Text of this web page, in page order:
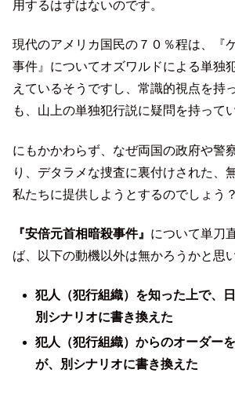
用するはずはないのです。
現代のアメリカ国民の７０％程は、『
事件』についてオズワルドによる単独
えているそうですし、常識的視点を持
も、山上の単独犯行説に疑問を持って
にもかかわらず、なぜ両国の政府や警
り、デタラメな捜査に裏付けされた、
私たちに提供しようとするのでしょう？
『安倍元首相暗殺事件』 について単刀
ば、以下の動機以外は無かろうかと思
犯人（犯行組織）を知った上で、
別シナリオに書き換えた
犯人（犯行組織）からのオーダー
が、別シナリオに書き換えた